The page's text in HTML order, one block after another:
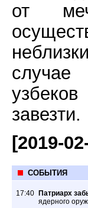
от
завезти.
[2019-
СОБЫТИЯ
17:40 Патриарх
ядерного